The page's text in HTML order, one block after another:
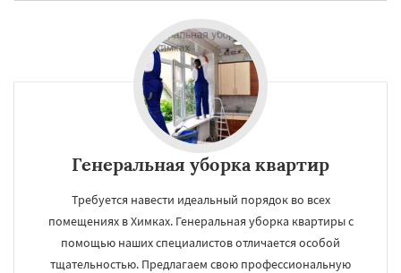
Генеральная уборка квартир
Требуется навести идеальный порядок во всех
помещениях в Химках. Генеральная уборка квартиры с
помощью наших специалистов отличается особой
тщательностью. Предлагаем свою профессиональную